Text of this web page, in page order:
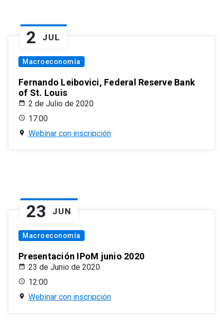
2 JUL
Macroeconomía
Fernando Leibovici, Federal Reserve Bank
of St. Louis
2 de Julio de 2020
17:00
Webinar con inscripción
23 JUN
Macroeconomía
Presentación IPoM junio 2020
23 de Junio de 2020
12:00
Webinar con inscripción